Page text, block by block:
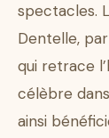
spectacles.
Dentelle,
qui retrace
célèbre
ainsi